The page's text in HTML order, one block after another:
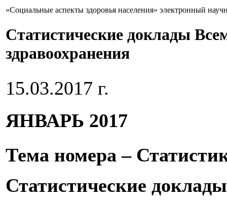
«Социальные аспекты здоровья населения» электронный
Статистические доклады
здравоохранения
15.03.2017 г.
ЯНВАРЬ 2017
Тема номера –
Статистические